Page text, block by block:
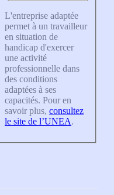
L'entreprise adaptée
permet à un travailleur
en situation de
handicap d'exercer
une activité
professionnelle dans
des conditions
adaptées à ses
capacités. Pour en
savoir plus, consultez
le site de l’UNEA.